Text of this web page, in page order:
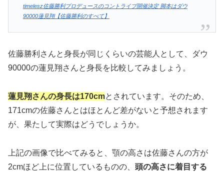
timelesz佐藤勝利プロデュースのコントライブ開催決定 脚本はダウ
90000蓮見翔【佐藤勝利のすべて】
佐藤勝利さんと身長が同じくらいの芸能人として、ダウ
90000の蓮見翔さんと身長を比較してみましょう。
蓮見翔さんの身長は170cmとされています。そのため、
171cmの佐藤さんとはほとんど差がないと予想されます
が、果たして実際はどうでしょうか。
上記の画像で比べてみると、顎の高さは佐藤さんの方が
2cmほど上に位置しているものの、 頭の高さに着目する